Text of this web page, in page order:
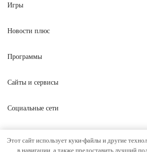
Игры
Новости плюс
Программы
Сайты и сервисы
Социальные сети
Этот сайт использует куки-файлы и другие
в навигации, а также предоставить лучший